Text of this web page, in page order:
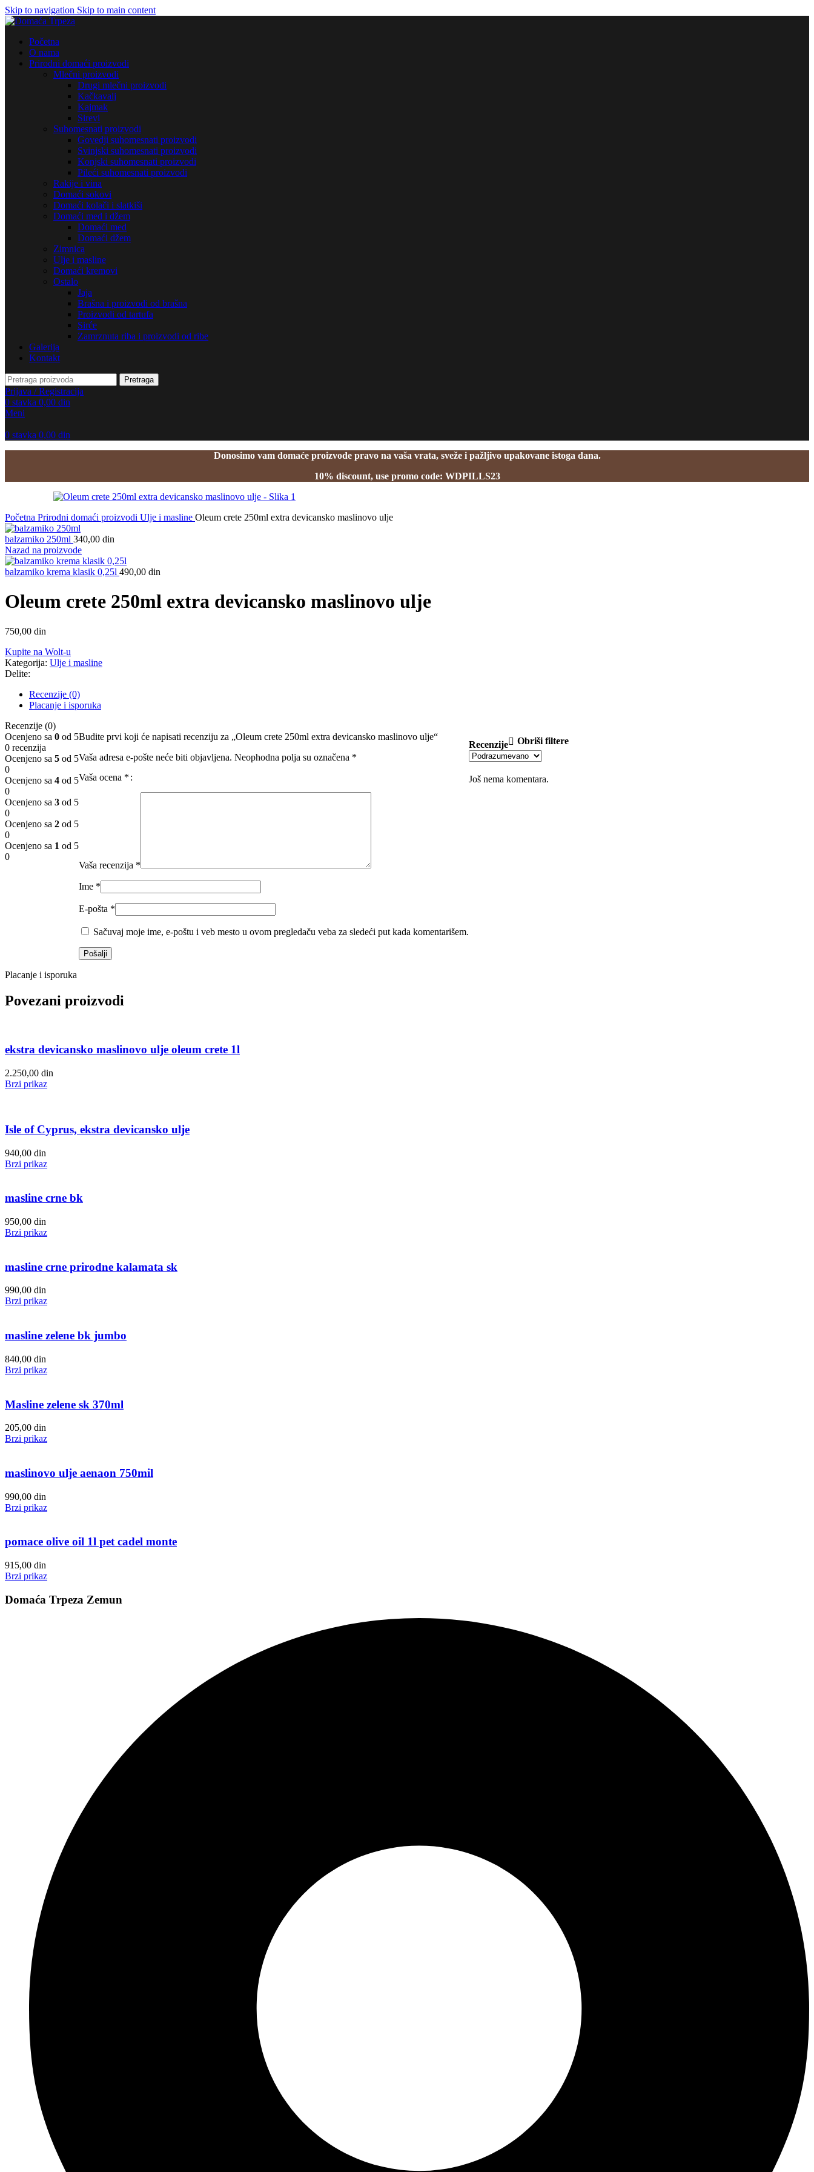
Skip to navigation Skip to main content
Početna
O nama
Prirodni domaći proizvodi
Mlečni proizvodi
Drugi mlečni proizvodi
Kačkavalj
Kajmak
Sirevi
Suhomesnati proizvodi
Govedji suhomesnati proizvodi
Svinjski suhomesnati proizvodi
Konjski suhomesnati proizvodi
Pileći suhomesnati proizvodi
Rakije i vina
Domaći sokovi
Domaći kolači i slatkiši
Domaći med i džem
Domaći med
Domaći džem
Zimnica
Ulje i masline
Domaći kremovi
Ostalo
Jaja
Brašna i proizvodi od brašna
Proizvodi od tartufa
Sirće
Zamrznuta riba i proizvodi od ribe
Galerija
Kontakt
Pretraga
Prijava / Registracija
0 stavka 0,00 din
Meni
0 stavka 0,00 din
Donosimo vam domaće proizvode pravo na vaša vrata, sveže i pažljivo upakovane istoga dana.
10% discount, use promo code: WDPILLS23
Početna Prirodni domaći proizvodi Ulje i masline Oleum crete 250ml extra devicansko maslinovo ulje
balzamiko 250ml 340,00 din
Nazad na proizvode
balzamiko krema klasik 0,25l 490,00 din
Oleum crete 250ml extra devicansko maslinovo ulje
750,00 din
Kupite na Wolt-u
Kategorija: Ulje i masline
Delite:
Recenzije (0)
Placanje i isporuka
Recenzije (0)
Ocenjeno sa 0 od 5
0 recenzija
Ocenjeno sa 5 od 5
0
Ocenjeno sa 4 od 5
0
Ocenjeno sa 3 od 5
0
Ocenjeno sa 2 od 5
0
Ocenjeno sa 1 od 5
0
Recenzije Obriši filtere
Još nema komentara.
Budite prvi koji će napisati recenziju za „Oleum crete 250ml extra devicansko maslinovo ulje“
Vaša adresa e-pošte neće biti objavljena. Neophodna polja su označena *
Vaša ocena *
Vaša recenzija *
Ime *
E-pošta *
Sačuvaj moje ime, e-poštu i veb mesto u ovom pregledaču veba za sledeći put kada komentarišem.
Placanje i isporuka
Povezani proizvodi
ekstra devicansko maslinovo ulje oleum crete 1l
2.250,00 din
Brzi prikaz
Isle of Cyprus, ekstra devicansko ulje
940,00 din
Brzi prikaz
masline crne bk
950,00 din
Brzi prikaz
masline crne prirodne kalamata sk
990,00 din
Brzi prikaz
masline zelene bk jumbo
840,00 din
Brzi prikaz
Masline zelene sk 370ml
205,00 din
Brzi prikaz
maslinovo ulje aenaon 750mil
990,00 din
Brzi prikaz
pomace olive oil 1l pet cadel monte
915,00 din
Brzi prikaz
Domaća Trpeza Zemun